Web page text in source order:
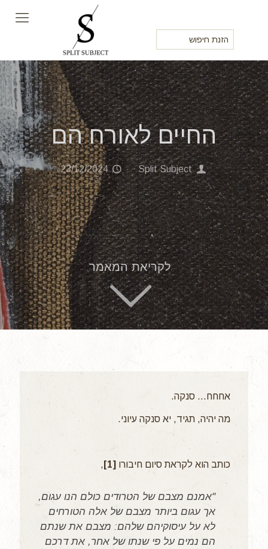
החיים לאורח הם
Split Subject
23/12/2024
אחחח... סנקה.
מה יהיה, תגיד, יא סנקה עיוני.
כותב הוא לקראת סיום חיבורו [1]
,
"אמנם מצבם של הטרודים כולם הנו עגום,
אך עגום ביותר מצבם של אלה הטורחים
לא על עיסוקיהם שלהם: מצבם את שנתם
הם נמים על פי שנתו של אחר, את דרכם